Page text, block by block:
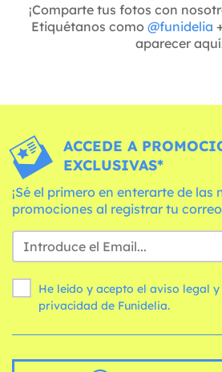
¡Comparte tus fotos con
Etiquétanos como @funidelia
aparecer
ACCEDE A
EXCLUSIVAS*
¡Sé el primero en enterarte de las
promociones al registrar tu
He leído y acepto el aviso legal y
privacidad de Funidelia.